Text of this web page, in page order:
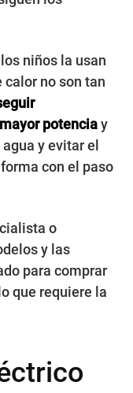
niños la usan
calor no son tan
potenciay
y evitar el
con el paso
o
y las
para comprar
que requiere la